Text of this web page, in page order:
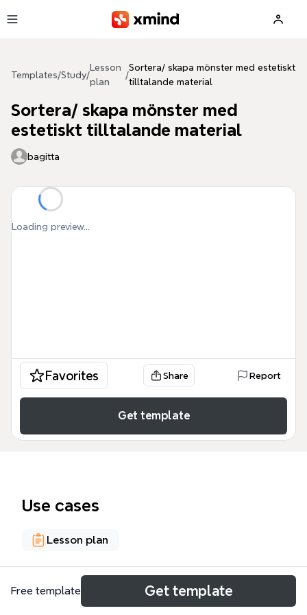
Templates/Study/
Lesson
plan
/
Sortera/ skapa mönster med estetiskt
tilltalande material
Sortera/ skapa mönster med
estetiskt tilltalande material
bagitta
Loading preview...
Favorites Share Report
Get template
Use cases
Lesson plan
About
Free template Get template